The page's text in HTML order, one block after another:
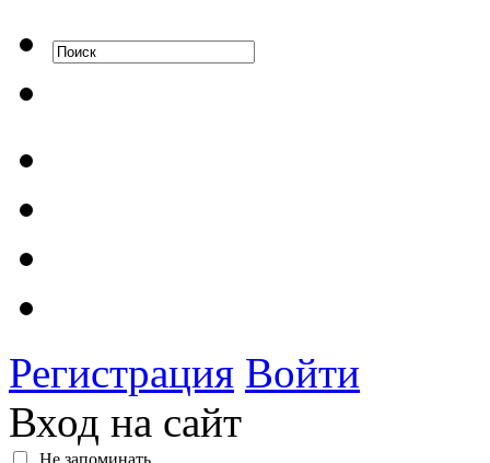
Регистрация Войти
Вход на сайт
Не запоминать